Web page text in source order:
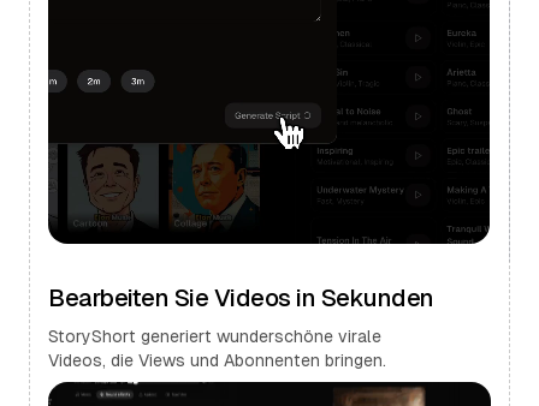
Bearbeiten Sie Videos in Sekunden
StoryShort generiert wunderschöne virale
Videos, die Views und Abonnenten bringen.